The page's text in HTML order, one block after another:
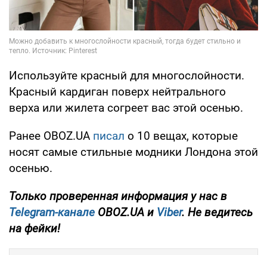
Используйте красный для многослойности.
Красный кардиган поверх нейтрального
верха или жилета согреет вас этой осенью.
Ранее OBOZ.UA писал о 10 вещах, которые
носят самые стильные модники Лондона этой
осенью.
Только проверенная информация у нас в
Telegram-канале OBOZ.UA и Viber. Не ведитесь
на фейки!